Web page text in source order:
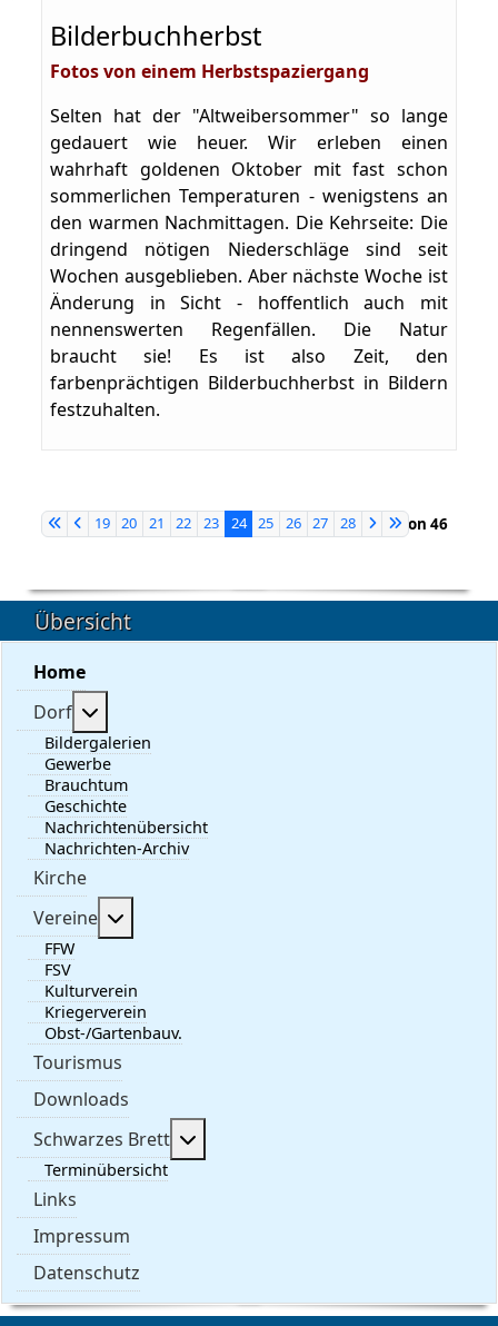
Übersicht
Home
Dorf
Bildergalerien
Gewerbe
Brauchtum
Geschichte
Nachrichtenübersicht
Nachrichten-Archiv
Kirche
Vereine
FFW
FSV
Kulturverein
Kriegerverein
Obst-/Gartenbauv.
Tourismus
Downloads
Schwarzes Brett
Terminübersicht
Links
Impressum
Datenschutz
Bilderbuchherbst
Fotos von einem Herbstspaziergang
Selten hat der "Altweibersommer" so lange
gedauert wie heuer. Wir erleben einen
wahrhaft goldenen Oktober mit fast schon
sommerlichen Temperaturen - wenigstens an
den warmen Nachmittagen. Die Kehrseite: Die
dringend nötigen Niederschläge sind seit
Wochen ausgeblieben. Aber nächste Woche ist
Änderung in Sicht - hoffentlich auch mit
nennenswerten Regenfällen. Die Natur
braucht sie! Es ist also Zeit, den
farbenprächtigen Bilderbuchherbst in Bildern
festzuhalten.
Seite 24 von 46
19 20 21 22 23 24 25 26 27 28